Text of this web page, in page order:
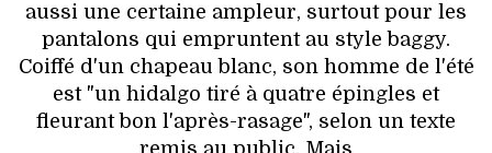
aussi une certaine ampleur, surtout pour les
pantalons qui empruntent au style baggy.
Coiffé d'un chapeau blanc, son homme de l'été
est "un hidalgo tiré à quatre épingles et
fleurant bon l'après-rasage", selon un texte
remis au public. Mais